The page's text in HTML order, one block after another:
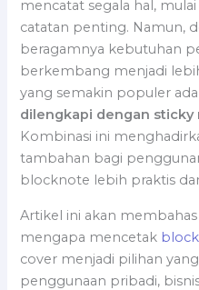
mencatat segala hal,
catatan penting. Namun,
beragamnya kebutuhan
berkembang menjadi
yang semakin populer
dilengkapi dengan
Kombinasi ini
tambahan bagi
blocknote lebih praktis
Artikel ini akan
mengapa mencetak
cover menjadi pilihan
penggunaan pribadi,